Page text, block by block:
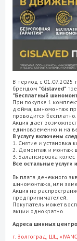
В период с 01.07.2025
брендом "Gislaved"
"Бесплатный
При покупке 1
дюйма, шиномонтаж
проводится бесплатно.
Акция дает
единовременно и на
В услугу включены
1. Снятие и установка
2. Демонтаж и монтаж
3. Балансировка колес
Все остальные
Выплата денежного
шиномонтажа, или
Акция не
предпринимателей.
Покупатель может
акции однократно.
Адреса шинных
г. Волгоград, ШЦ